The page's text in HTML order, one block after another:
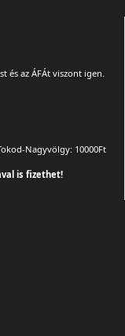
és az ÁFÁt viszont igen.
Nagyvölgy: 10000Ft
is fizethet!